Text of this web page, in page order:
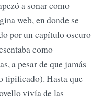
a sonar como
web, en donde se
por un capítulo oscuro
como
a pesar de que jamás
tipificado). Hasta que
vivía de las